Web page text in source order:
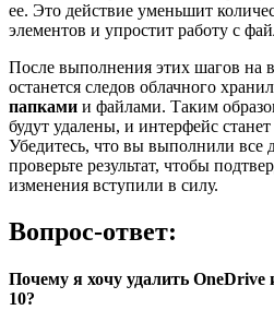
ее. Это действие уменьшит
элементов и упростит работу с
После выполнения этих шагов на
останется следов облачного
папками и файлами. Таким
будут удалены, и интерфейс
Убедитесь, что вы выполнили все
проверьте результат, чтобы
изменения вступили в силу.
Вопрос-ответ:
Почему я хочу удалить
10?